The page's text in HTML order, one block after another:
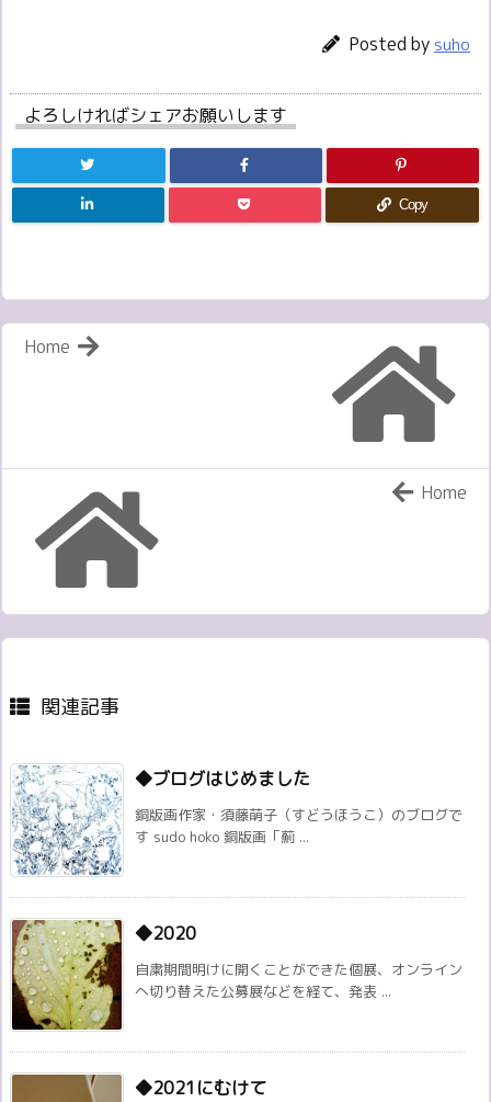
Posted by suho
よろしければシェアお願いします
Copy
Home
Home
関連記事
◆ブログはじめました
銅版画作家・須藤萌子（すどうほうこ）のブログで
す sudo hoko 銅版画「薊 ...
◆2020
自粛期間明けに開くことができた個展、オンライン
へ切り替えた公募展などを経て、発表 ...
◆2021にむけて